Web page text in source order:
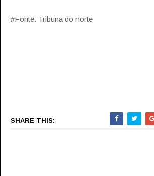
#Fonte: Tribuna do norte
SHARE THIS: